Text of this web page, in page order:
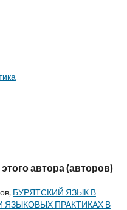
автора (авторов)
БУРЯТСКИЙ ЯЗЫК В
ПРАКТИКАХ В